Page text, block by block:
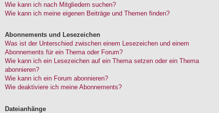
Wie kann ich nach Mitgliedern suchen?
Wie kann ich meine eigenen Beiträge und Themen finden?
Abonnements und Lesezeichen
Was ist der Unterschied zwischen einem Lesezeichen und einem
Abonnements für ein Thema oder Forum?
Wie kann ich ein Lesezeichen auf ein Thema setzen oder ein Thema
abonnieren?
Wie kann ich ein Forum abonnieren?
Wie deaktiviere ich meine Abonnements?
Dateianhänge